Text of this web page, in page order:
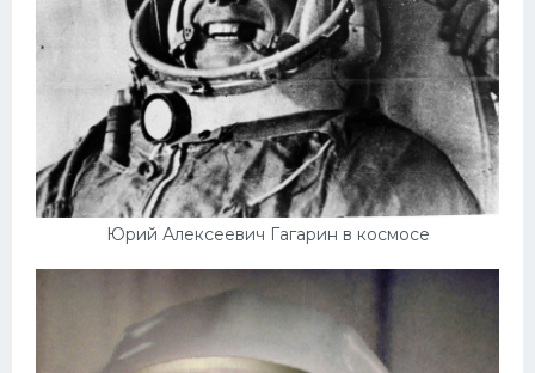
Юрий Алексеевич Гагарин в космосе
Автомобили
Красивые фото машин
УРАЛ
Ниссан
Ауди
Русские авто